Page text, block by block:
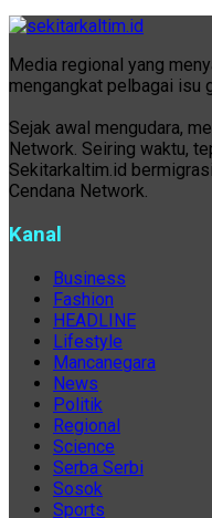
Media regional yang
mengangkat pelbagai isu
Sejak awal mengudara,
Network. Seiring waktu,
Sekitarkaltim.id
Cendana Network.
Kanal
Business
Fashion
HEADLINE
Lifestyle
Mancanegara
News
Politik
Regional
Science
Serba Serbi
Sosok
Sports